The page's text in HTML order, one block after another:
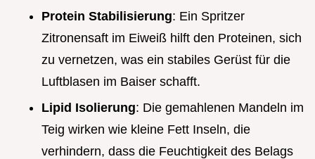
Protein Stabilisierung: Ein Spritzer
Zitronensaft im Eiweiß hilft den Proteinen, sich
zu vernetzen, was ein stabiles Gerüst für die
Luftblasen im Baiser schafft.
Lipid Isolierung: Die gemahlenen Mandeln im
Teig wirken wie kleine Fett Inseln, die
verhindern, dass die Feuchtigkeit des Belags